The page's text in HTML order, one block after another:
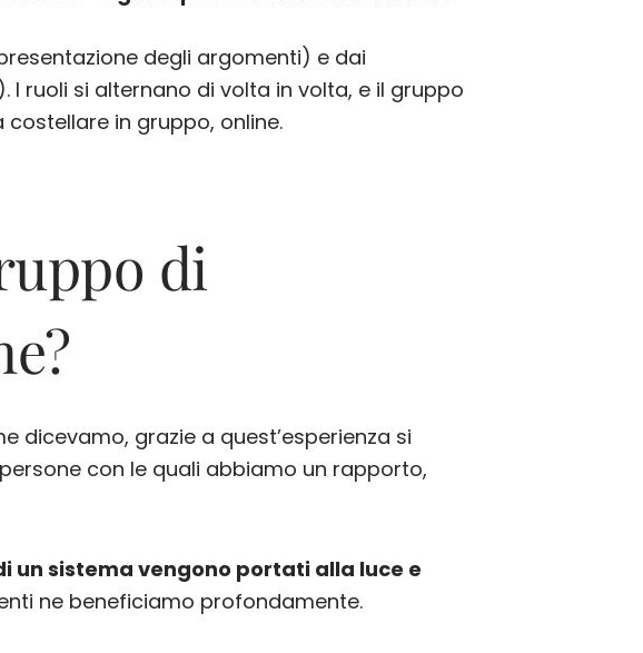
degli argomenti) e dai
ruoli si alternano di volta in volta, e il gruppo
in gruppo, online.
di
dicevamo, grazie a quest’esperienza si
con le quali abbiamo un rapporto,
un sistema vengono portati alla luce e
ne beneficiamo profondamente.